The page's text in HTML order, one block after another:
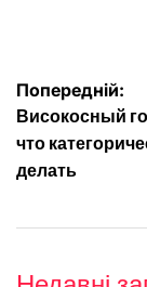
Попередній:
Високосный
что
делать